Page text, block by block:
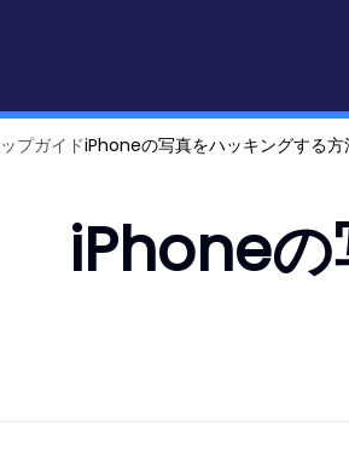
プガイドiPhoneの写真をハッキングする方
iPhoneの